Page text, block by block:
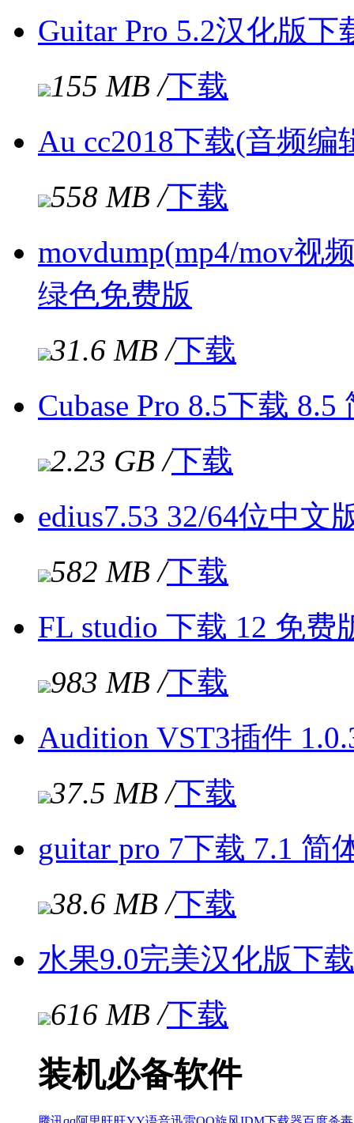
Guitar Pro 5.2汉化版下
155 MB /下载
Au cc2018下载(音频
558 MB /下载
movdump(mp4/mov视
绿色免费版
31.6 MB /下载
Cubase Pro 8.5下载
2.23 GB /下载
edius7.53 32/64位中文
582 MB /下载
FL studio 下载 12 免费
983 MB /下载
Audition VST3插件
37.5 MB /下载
guitar pro 7下载 7.1 简
38.6 MB /下载
水果9.0完美汉化版下
616 MB /下载
装机必备软件